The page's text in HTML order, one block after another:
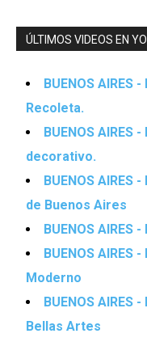
ÚLTIMOS VIDEOS EN
BUENOS
Recoleta.
BUENOS
decorativo.
BUENOS
de Buenos Aires
BUENOS
BUENOS
Moderno
BUENOS
Bellas Artes